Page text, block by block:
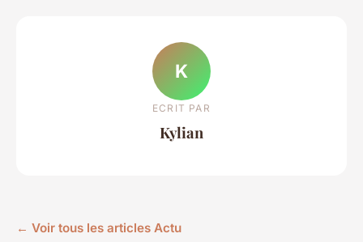
K
ECRIT PAR
Kylian
← Voir tous les articles Actu